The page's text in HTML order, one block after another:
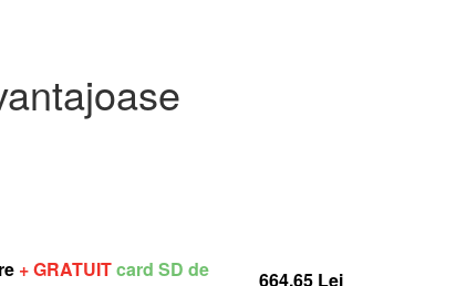
+ GRATUITcard SD de
664,65 Lei